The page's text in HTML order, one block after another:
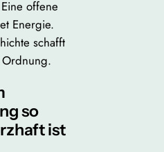
offene
Energie.
schafft
so
ist